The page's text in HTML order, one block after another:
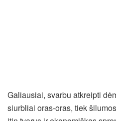
Galiausiai, svarbu atkreipti
siurbliai oras-oras, tiek